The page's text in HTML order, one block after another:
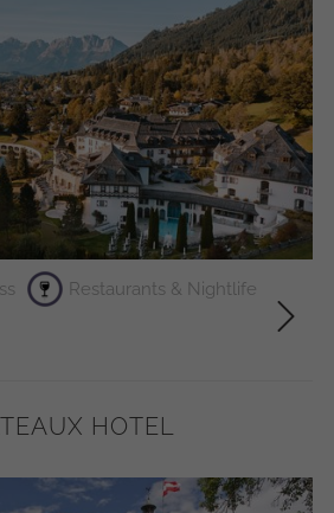
Restaurants & Nightlife
HOTEL